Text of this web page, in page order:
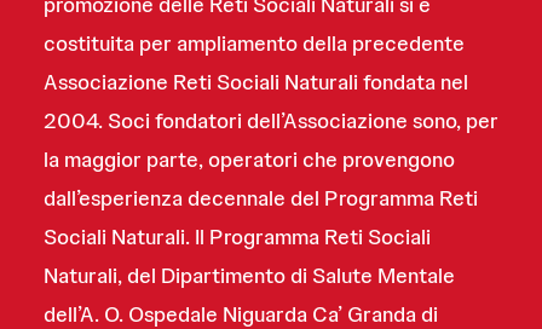
costituita per ampliamento della precedente
Associazione Reti Sociali Naturali fondata nel
2004. Soci fondatori dell’Associazione sono, per
la maggior parte, operatori che provengono
dall’esperienza decennale del Programma Reti
Sociali Naturali. Il Programma Reti Sociali
Naturali, del Dipartimento di Salute Mentale
dell’A. O. Ospedale Niguarda Ca’ Granda di